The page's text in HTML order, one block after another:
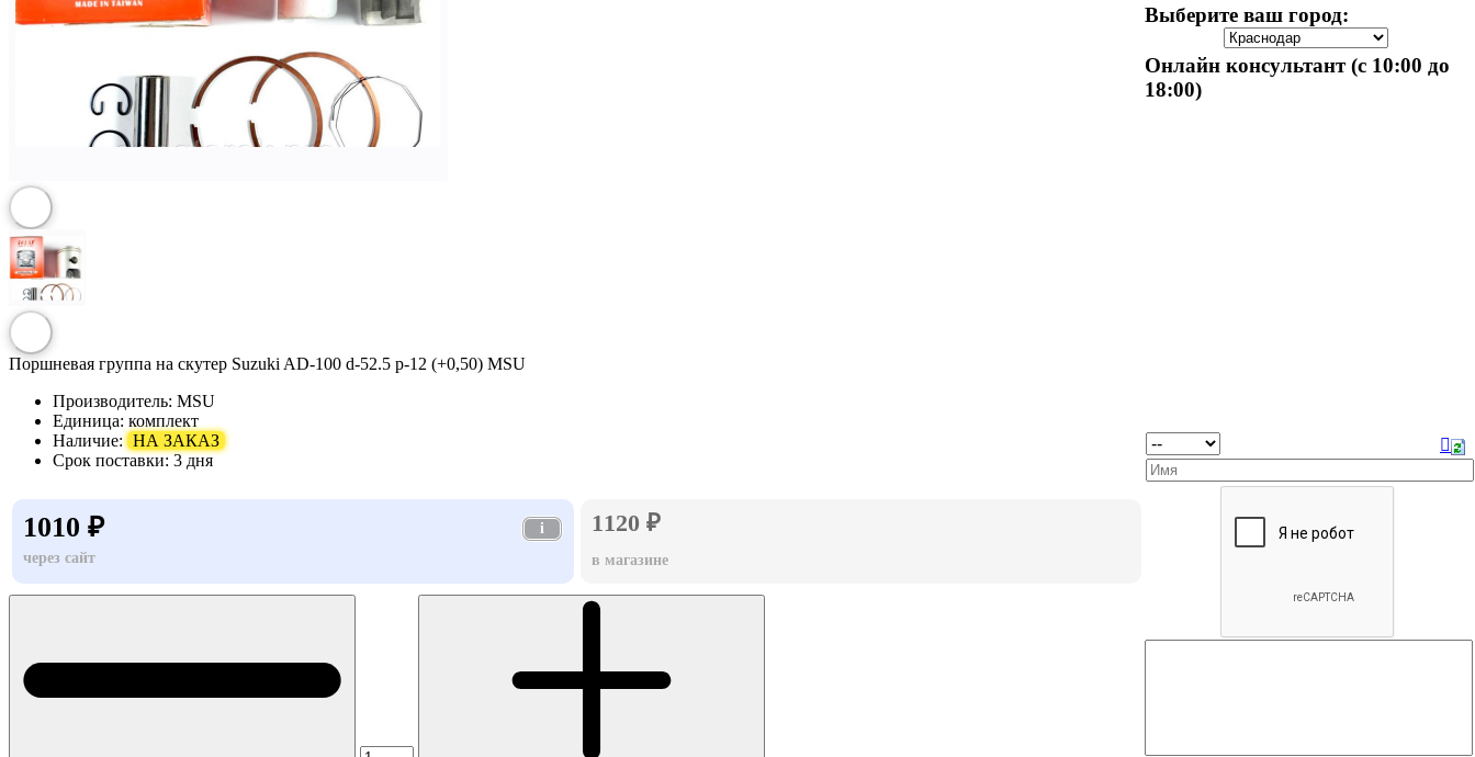
Поршневая группа на скутер Suzuki AD-100 d-52.5 p-12 (+0,50) MSU
Производитель: MSU
Единица: комплект
Наличие: НА ЗАКАЗ
Срок поставки: 3 дня
1010 ₽
i
через сайт
1120 ₽
в магазине
Выберите ваш город:
Онлайн консультант (с 10:00 до
18:00)